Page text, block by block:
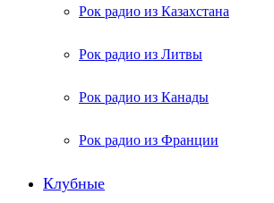
Рок радио из Казахстана
Рок радио из Литвы
Рок радио из Канады
Рок радио из Франции
Клубные